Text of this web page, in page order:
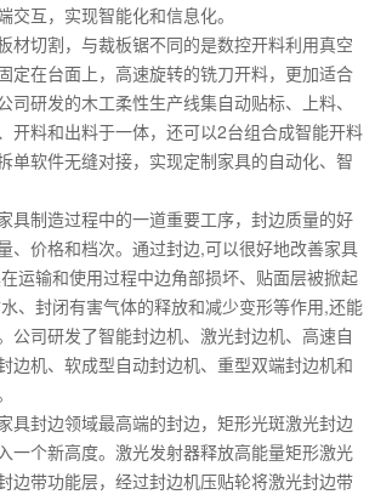
交互，实现智能化和信息化。
切割，与裁板锯不同的是数控开料利用真空
定在台面上，高速旋转的铣刀开料，更加适合
司研发的木工柔性生产线集自动贴标、上料、
开料和出料于一体，还可以2台组合成智能开料
单软件无缝对接，实现定制家具的自动化、智
制造过程中的一道重要工序，封边质量的好
、价格和档次。通过封边,可以很好地改善家具
运输和使用过程中边角部损坏、贴面层被掀起
、封闭有害气体的释放和减少变形等作用,还能
公司研发了智能封边机、激光封边机、高速自
边机、软成型自动封边机、重型双端封边机和
封边领域最高端的封边，矩形光斑激光封边
一个新高度。激光发射器释放高能量矩形激光
边带功能层，经过封边机压贴轮将激光封边带